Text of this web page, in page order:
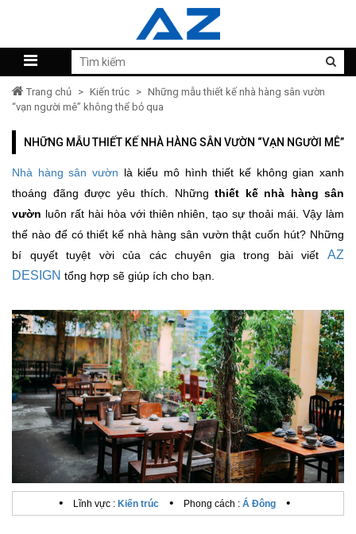
Trang chủ > Kiến trúc > Những mẫu thiết kế nhà hàng sân vườn
“vạn người mê” không thể bỏ qua
NHỮNG MẪU THIẾT KẾ NHÀ HÀNG SÂN VƯỜN “VẠN NGƯỜI MÊ”
Nhà hàng sân vườn là kiểu mô hình thiết kế không gian xanh
thoáng đãng được yêu thích. Những thiết kế nhà hàng sân
vườn luôn rất hài hòa với thiên nhiên, tạo sự thoải mái. Vậy làm
thế nào để có thiết kế nhà hàng sân vườn thật cuốn hút? Những
bí quyết tuyệt vời của các chuyên gia trong bài viết AZ
DESIGN tổng hợp sẽ giúp ích cho bạn.
• Lĩnh vực : Kiến trúc • Phong cách : Á Đông •